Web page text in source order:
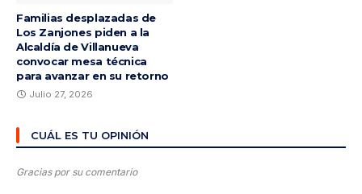
Familias desplazadas de
Los Zanjones piden a la
Alcaldía de Villanueva
convocar mesa técnica
para avanzar en su retorno
Julio 27, 2026
CUÁL ES TU OPINIÓN
Gracias por su comentario